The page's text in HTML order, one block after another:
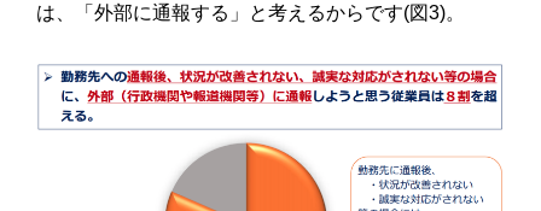
は、「外部に通報する」と考えるからです(図3)。